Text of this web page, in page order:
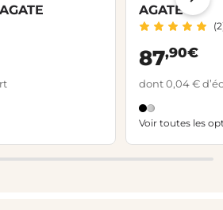
AGATE
87,90€
dont 0,04 €
Voir toutes les